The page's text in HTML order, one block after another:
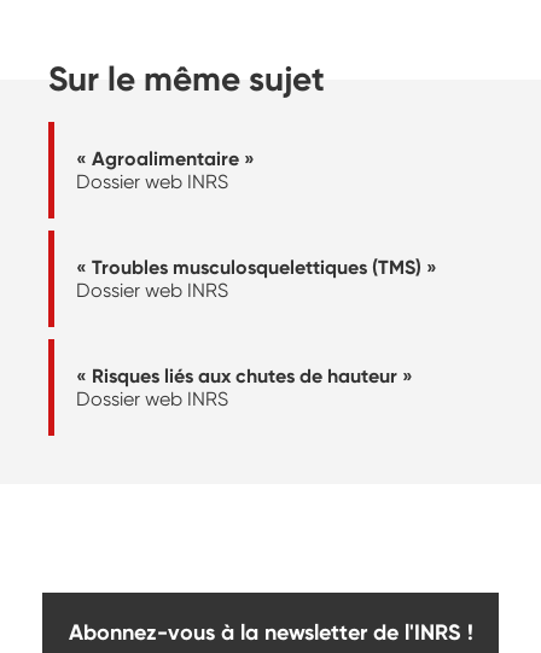
Sur le même sujet
« Agroalimentaire »
Dossier web INRS
« Troubles musculosquelettiques (TMS) »
Dossier web INRS
« Risques liés aux chutes de hauteur »
Dossier web INRS
Abonnez-vous à la newsletter de l'INRS !